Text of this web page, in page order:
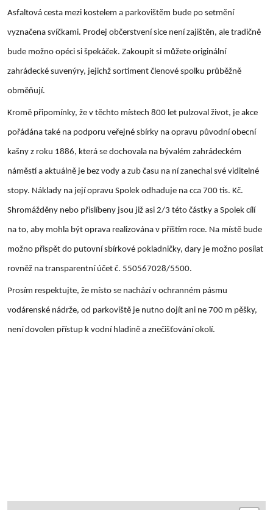
Asfaltová cesta mezi kostelem a parkovištěm bude po setmění
vyznačena svíčkami. Prodej občerstvení sice není zajištěn, ale tradičně
bude možno opéci si špekáček. Zakoupit si můžete originální
zahrádecké suvenýry, jejichž sortiment členové spolku průběžně
obměňují.
Kromě připomínky, že v těchto místech 800 let pulzoval život, je akce
pořádána také na podporu veřejné sbírky na opravu původní obecní
kašny z roku 1886, která se dochovala na bývalém zahrádeckém
náměstí a aktuálně je bez vody a zub času na ní zanechal své viditelné
stopy. Náklady na její opravu Spolek odhaduje na cca 700 tis. Kč.
Shromážděny nebo přislíbeny jsou již asi 2/3 této částky a Spolek cílí
na to, aby mohla být oprava realizována v příštím roce. Na místě bude
možno přispět do putovní sbírkové pokladničky, dary je možno posílat
rovněž na transparentní účet č. 550567028/5500.
Prosím respektujte, že místo se nachází v ochranném pásmu
vodárenské nádrže, od parkoviště je nutno dojít ani ne 700 m pěšky,
není dovolen přístup k vodní hladině a znečišťování okolí.